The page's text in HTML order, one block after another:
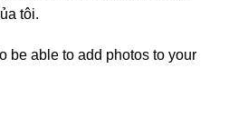
tôi.
be able to add photos to your